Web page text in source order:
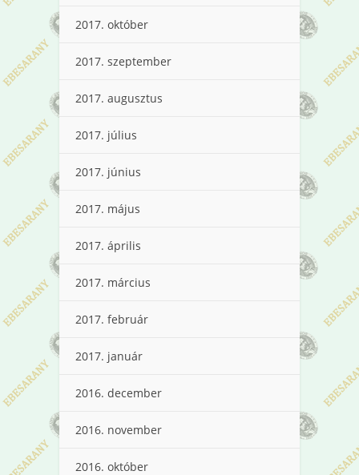
2017. október
2017. szeptember
2017. augusztus
2017. július
2017. június
2017. május
2017. április
2017. március
2017. február
2017. január
2016. december
2016. november
2016. október